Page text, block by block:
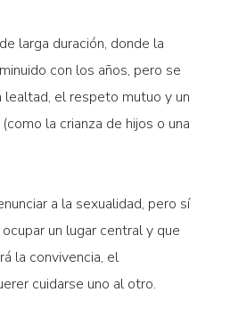
larga duración, donde la
con los años, pero se
el respeto mutuo y un
la crianza de hijos o una
a la sexualidad, pero sí
un lugar central y que
la convivencia, el
cuidarse uno al otro.